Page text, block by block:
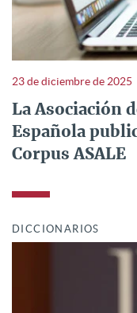
23 de diciembre de 2025
La Asociación
Española
Corpus ASALE
DICCIONARIOS